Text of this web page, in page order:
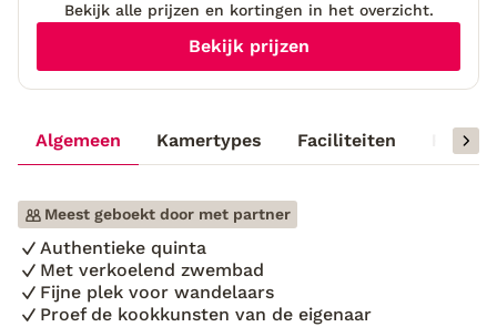
Algemeen Kamertypes Faciliteiten
Meest geboekt door met partner
Authentieke quinta
Met verkoelend zwembad
Fijne plek voor wandelaars
Proef de kookkunsten van de eigenaar
Bekijk alle prijzen en kortingen in het overzicht.
Bekijk prijzen